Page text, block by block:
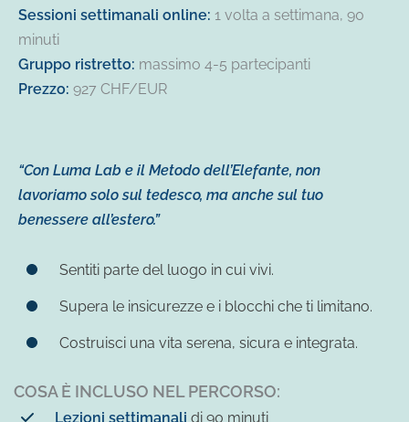
Sessioni settimanali online: 1 volta a settimana, 90
minuti
Gruppo ristretto: massimo 4-5 partecipanti
Prezzo: 927 CHF/EUR
“Con Luma Lab e il Metodo dell’Elefante, non
lavoriamo solo sul tedesco, ma anche sul tuo
benessere all’estero.”
Sentiti parte del luogo in cui vivi.
Supera le insicurezze e i blocchi che ti limitano.
Costruisci una vita serena, sicura e integrata.
COSA È INCLUSO NEL PERCORSO:
Lezioni settimanali di 90 minuti